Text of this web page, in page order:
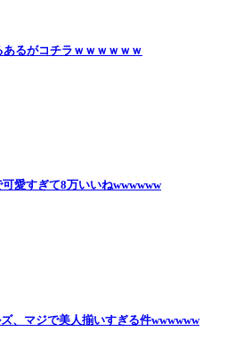
あるがコチラｗｗｗｗｗｗ
愛すぎて8万いいねwwwwww
、マジで美人揃いすぎる件wwwwww